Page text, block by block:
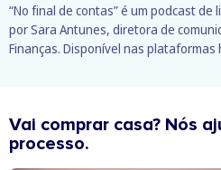
“No final de contas” é um podcast
por Sara Antunes, diretora de
Finanças. Disponível nas plataformas
Vai comprar casa? Nós
processo.